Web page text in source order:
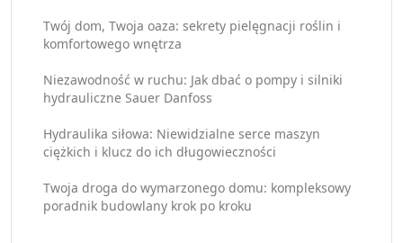
Twój dom, Twoja oaza: sekrety pielęgnacji roślin i
komfortowego wnętrza
Niezawodność w ruchu: Jak dbać o pompy i silniki
hydrauliczne Sauer Danfoss
Hydraulika siłowa: Niewidzialne serce maszyn
ciężkich i klucz do ich długowieczności
Twoja droga do wymarzonego domu: kompleksowy
poradnik budowlany krok po kroku